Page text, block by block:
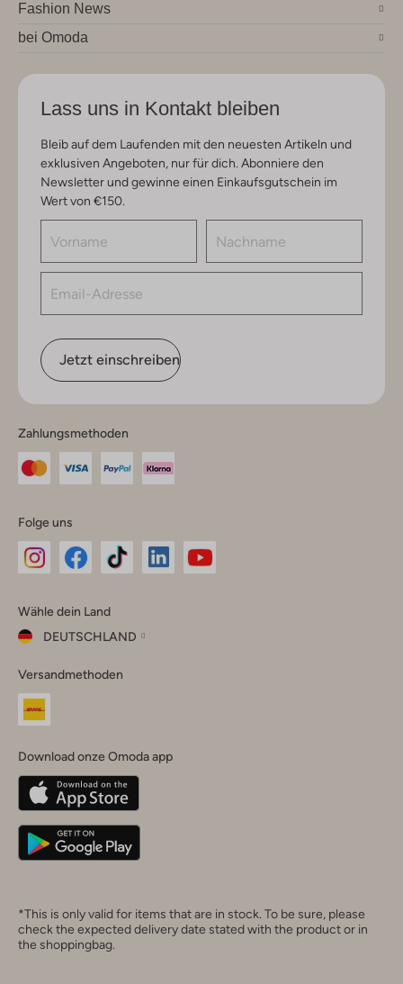
Fashion News
bei Omoda
Lass uns in Kontakt bleiben
Bleib auf dem Laufenden mit den neuesten Artikeln und
exklusiven Angeboten, nur für dich. Abonniere den
Newsletter und gewinne einen Einkaufsgutschein im
Wert von €150.
Jetzt einschreiben
Zahlungsmethoden
Folge uns
Instagram
Facebook
TikTok
Wähle dein Land
DEUTSCHLAND
dein
Land
Belgique(Français)
Deutschland
Versandmethoden
Download onze Omoda app
*This is only valid for items that are in stock. To be sure, please
check the expected delivery date stated with the product or in
the shoppingbag.